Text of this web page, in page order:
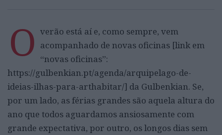
O verão está aí e, como sempre, vem
acompanhado de novas oficinas [link em
“novas oficinas”:
https://gulbenkian.pt/agenda/arquipelago-de-
ideias-ilhas-para-arthabitar/] da Gulbenkian. Se,
por um lado, as férias grandes são aquela altura do
ano que todos aguardamos ansiosamente com
grande expectativa, por outro, os longos dias sem